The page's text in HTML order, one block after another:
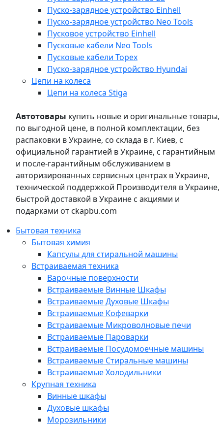
Пуско-зарядное устройство Einhell
Пуско-зарядное устройство Neo Tools
Пусковое устройство Einhell
Пусковые кабели Neo Tools
Пусковые кабели Topex
Пуско-зарядное устройство Hyundai
Цепи на колеса
Цепи на колеса Stiga
Автотовары купить новые и оригинальные товары,
по выгодной цене, в полной комплектации, без
распаковки в Украине, со склада в г. Киев, с
официальной гарантией в Украине, с гарантийным
и после-гарантийным обслуживанием в
авторизированных сервисных центрах в Украине,
технической поддержкой Производителя в Украине,
быстрой доставкой в Украине с акциями и
подарками от ckapbu.com
Бытовая техника
Бытовая химия
Капсулы для стиральной машины
Встраиваемая техника
Варочные поверхности
Встраиваемые Винные Шкафы
Встраиваемые Духовые Шкафы
Встраиваемые Кофеварки
Встраиваемые Микроволновые печи
Встраиваемые Пароварки
Встраиваемые Посудомоечные машины
Встраиваемые Стиральные машины
Встраиваемые Холодильники
Крупная техника
Винные шкафы
Духовые шкафы
Морозильники